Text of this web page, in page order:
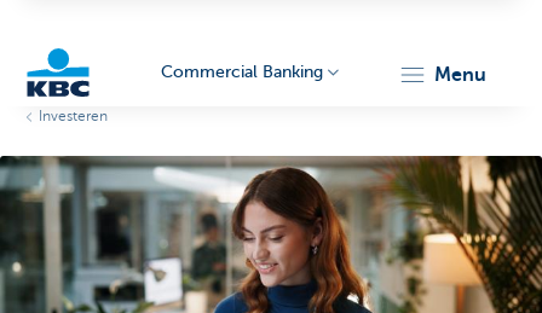
Commercial Banking menu
Investeren